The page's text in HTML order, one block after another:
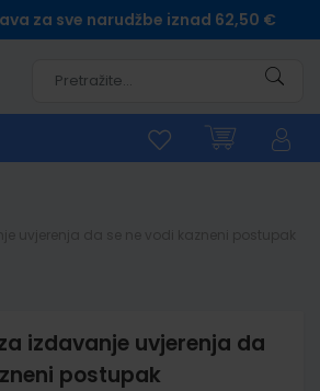
za sve narudžbe iznad 62,50 €
izdavanje uvjerenja da
postupak